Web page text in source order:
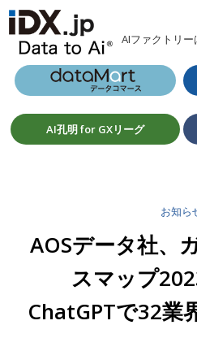
AIファクトリー
AI孔明 for GXリーグ
お知ら
AOSデータ社、
スマップ
ChatGPTで32業